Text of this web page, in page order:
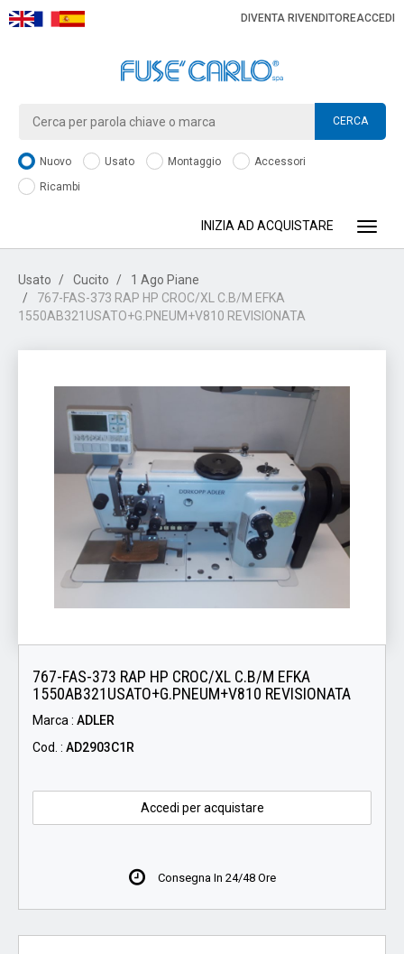
DIVENTA RIVENDITOREACCEDI
CERCA
Nuovo Usato Montaggio
Accessori
Ricambi
INIZIA AD ACQUISTARE
Usato Cucito
1 Ago Piane
767-FAS-373 RAP HP CROC/XL C.B/M EFKA
1550AB321USATO+G.PNEUM+V810 REVISIONATA
767-FAS-373 RAP HP CROC/XL C.B/M EFKA
1550AB321USATO+G.PNEUM+V810 REVISIONATA
Marca : ADLER
Cod. : AD2903C1R
Accedi per acquistare
Consegna In 24/48 Ore